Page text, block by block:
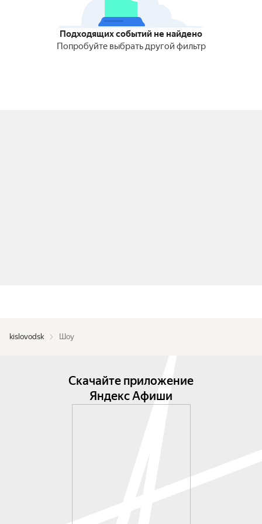
Подходящих событий не найдено
Попробуйте выбрать другой фильтр
kislovodsk Шоу
Скачайте приложение
Яндекс Афиши